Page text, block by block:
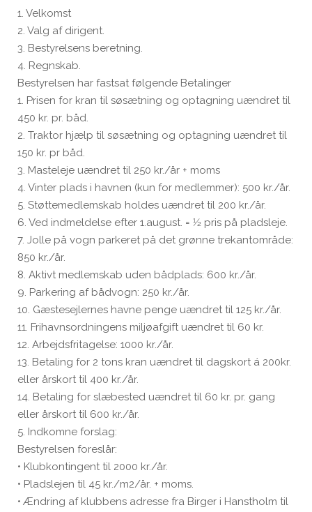
1. Velkomst
2. Valg af dirigent.
3. Bestyrelsens beretning.
4. Regnskab.
Bestyrelsen har fastsat følgende Betalinger
1. Prisen for kran til søsætning og optagning uændret til
450 kr. pr. båd.
2. Traktor hjælp til søsætning og optagning uændret til
150 kr. pr båd.
3. Masteleje uændret til 250 kr./år + moms
4. Vinter plads i havnen (kun for medlemmer): 500 kr./år.
5. Støttemedlemskab holdes uændret til 200 kr./år.
6. Ved indmeldelse efter 1.august. = 1⁄2 pris på pladsleje.
7. Jolle på vogn parkeret på det grønne trekantområde:
850 kr./år.
8. Aktivt medlemskab uden bådplads: 600 kr./år.
9. Parkering af bådvogn: 250 kr./år.
10. Gæstesejlernes havne penge uændret til 125 kr./år.
11. Frihavnsordningens miljøafgift uændret til 60 kr.
12. Arbejdsfritagelse: 1000 kr./år.
13. Betaling for 2 tons kran uændret til dagskort á 200kr.
eller årskort til 400 kr./år.
14. Betaling for slæbested uændret til 60 kr. pr. gang
eller årskort til 600 kr./år.
5. Indkomne forslag:
Bestyrelsen foreslår:
• Klubkontingent til 2000 kr./år.
• Pladslejen til 45 kr./m2/år. + moms.
• Ændring af klubbens adresse fra Birger i Hanstholm til